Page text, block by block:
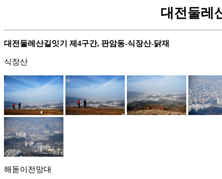
대전둘레
대전둘레산길잇기 제4구간, 판암동-식장산-닭재
식장산
해돋이전망대